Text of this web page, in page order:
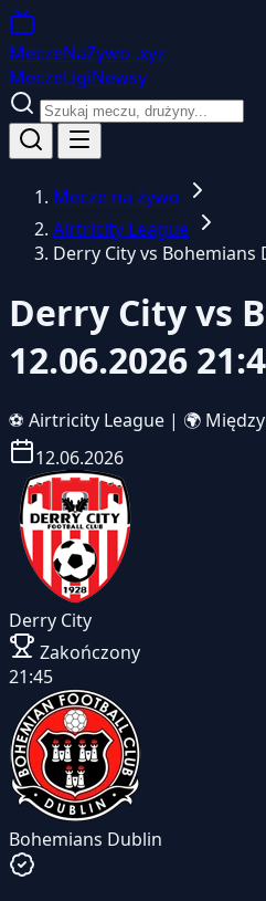
MeczeNaZywo .xyz
MeczeLigiNewsy
Mecze na żywo
Airtricity League
Derry City vs Bohemians
Derry City vs
12.06.2026
⚽ Airtricity League | 🌍
12.06.2026
Derry City
Zakończony
21:45
Bohemians Dublin